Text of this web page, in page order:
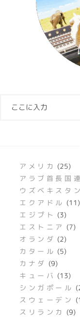
アメリカ (25)
アラブ首長国
ウズベキスタン
エクアドル (11)
エジプト (3)
エストニア (7)
オランダ (2)
カタール (5)
カナダ (9)
キューバ (13)
シンガポール
スウェーデン
スリランカ
(9)